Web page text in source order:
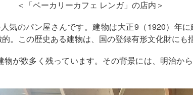
＜「ベーカリーカフェ レンガ」の店内＞
気のパン屋さんです。建物は大正9（1920）年
。この歴史ある建物は、国の登録有形文化財にも
が数多く残っています。その背景には、明治か